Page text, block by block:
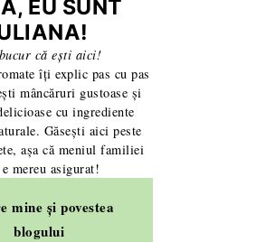
EU SUNT
că ești aici!
îți explic pas cu pas
mâncăruri gustoase și
cu ingrediente
Găsești aici peste
așa că meniul familiei
mereu asigurat!
mine și povestea
blogului